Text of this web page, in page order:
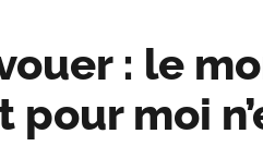
: le
moi